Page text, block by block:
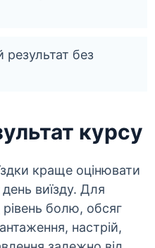
результат без
курсу
краще оцінювати
виїзду. Для
рівень болю, обсяг
настрій,